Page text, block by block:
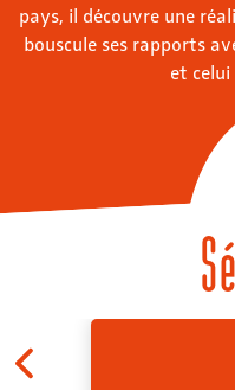
pays, il découvre une
bouscule ses rapports
et celui